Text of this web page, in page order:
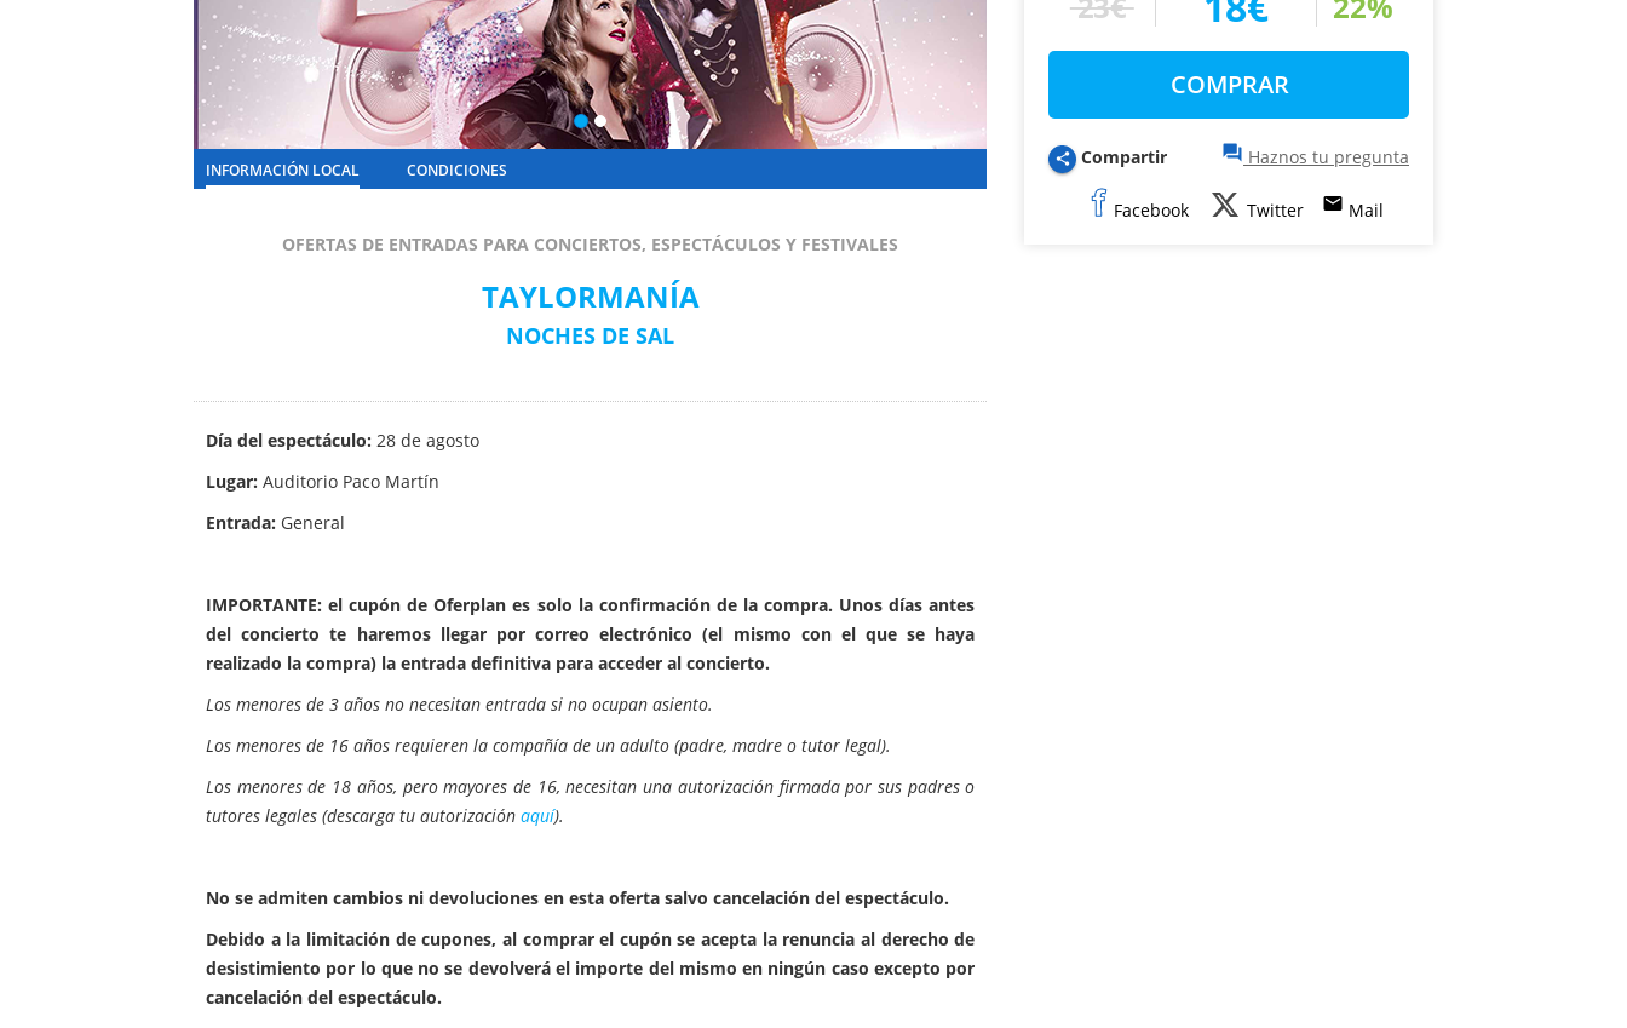
COMPRAR
share Compartir question_answer Haznos tu pregunta
Facebook Twitter email Mail
INFORMACIÓN LOCAL CONDICIONES
OFERTAS DE ENTRADAS PARA CONCIERTOS, ESPECTÁCULOS Y FESTIVALES
TAYLORMANÍA
NOCHES DE SAL
Día del espectáculo: 28 de agosto
Lugar: Auditorio Paco Martín
Entrada: General
IMPORTANTE: el cupón de Oferplan es solo la confirmación de la compra. Unos días antes
del concierto te haremos llegar por correo electrónico (el mismo con el que se haya
realizado la compra) la entrada definitiva para acceder al concierto.
Los menores de 3 años no necesitan entrada si no ocupan asiento.
Los menores de 16 años requieren la compañía de un adulto (padre, madre o tutor legal).
Los menores de 18 años, pero mayores de 16, necesitan una autorización firmada por sus padres o
tutores legales (descarga tu autorización aquí).
No se admiten cambios ni devoluciones en esta oferta salvo cancelación del espectáculo.
Debido a la limitación de cupones, al comprar el cupón se acepta la renuncia al derecho de
desistimiento por lo que no se devolverá el importe del mismo en ningún caso excepto por
cancelación del espectáculo.